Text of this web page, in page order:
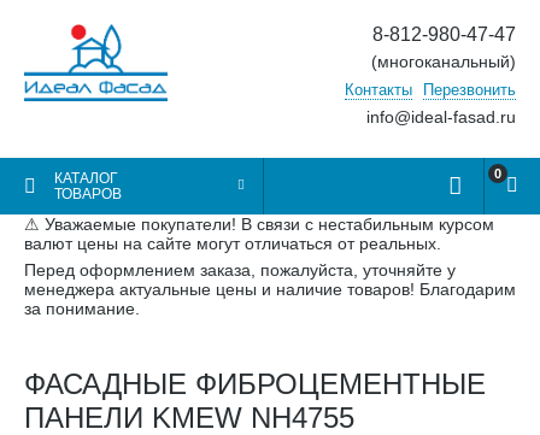
8-812-980-47-47
(многоканальный)
Контакты Перезвонить
info@ideal-fasad.ru
КАТАЛОГ
ТОВАРОВ
0
⚠ Уважаемые покупатели! В связи с нестабильным курсом
валют цены на сайте могут отличаться от реальных.
Перед оформлением заказа, пожалуйста, уточняйте у
менеджера актуальные цены и наличие товаров! Благодарим
за понимание.
ФАСАДНЫЕ ФИБРОЦЕМЕНТНЫЕ
ПАНЕЛИ KMEW NH4755